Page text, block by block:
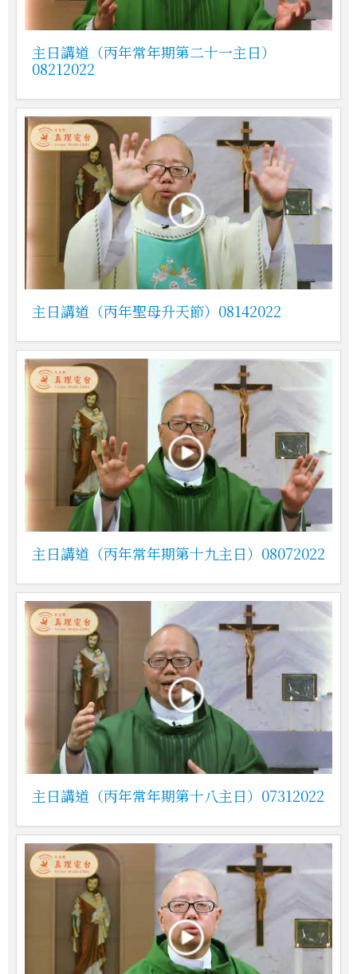
主日講道（丙年常年期第二十一主日）
08212022
主日講道（丙年聖母升天節）08142022
主日講道（丙年常年期第十九主日）08072022
主日講道（丙年常年期第十八主日）07312022